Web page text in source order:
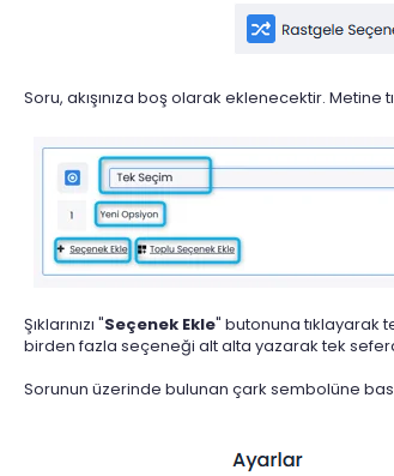
Soru, akışınıza boş olarak eklenecektir.
Şıklarınızı "Seçenek Ekle" butonuna tıklayarak
birden fazla seçeneği alt alta yazarak tek
Sorunun üzerinde bulunan çark sembolüne